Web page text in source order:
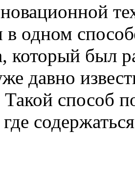
в одном
который был
давно
способ